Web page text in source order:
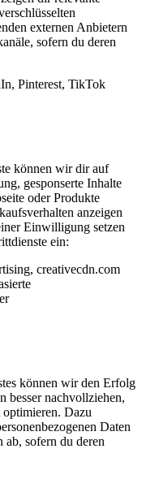
externen Anbietern
sofern du deren
Pinterest, TikTok
können wir dir auf
gesponserte Inhalte
oder Produkte
anzeigen
Einwilligung setzen
ein:
creativecdn.com
können wir den Erfolg
besser nachvollziehen,
optimieren. Dazu
Daten
ab, sofern du deren